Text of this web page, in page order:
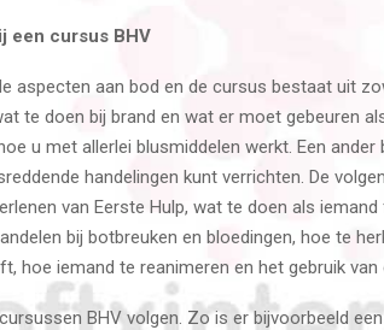
een cursus BHV
aspecten aan bod en de cursus bestaat uit
te doen bij brand en wat er moet gebeuren
u met allerlei blusmiddelen werkt. Een ander
handelingen kunt verrichten. De
van Eerste Hulp, wat te doen als iemand
bij botbreuken en bloedingen, hoe te
hoe iemand te reanimeren en het gebruik van
BHV volgen. Zo is er bijvoorbeeld